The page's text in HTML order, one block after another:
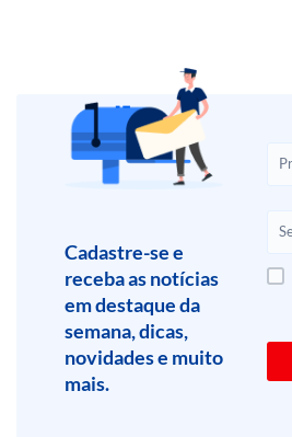
Cadastre-se e
receba as notícias
em destaque da
semana, dicas,
novidades e muito
mais.